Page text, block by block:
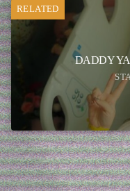
RELATED
DADDY